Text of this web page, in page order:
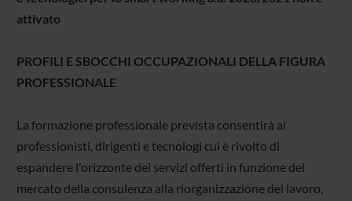
attivato
PROFILI E SBOCCHI OCCUPAZIONALI DELLA FIGURA
PROFESSIONALE
La formazione professionale prevista consentirà ai
professionisti, dirigenti e tecnologi cui è rivolto di
espandere l'orizzonte dei servizi offerti in funzione del
mercato della consulenza alla riorganizzazione del lavoro,